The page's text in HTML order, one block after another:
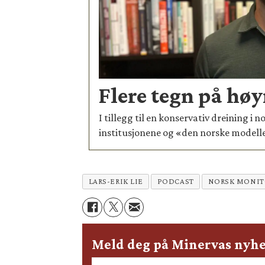
Flere tegn på
I tillegg til en konservativ dreining i
institusjonene og «den norske
LARS-ERIK LIE PODCAST NORSK
Meld deg på Minervas